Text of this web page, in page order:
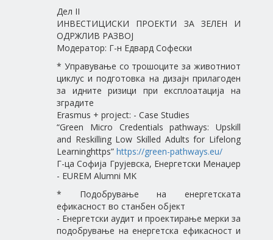
Дел II
ИНВЕСТИЦИСКИ ПРОЕКТИ ЗА ЗЕЛЕН И
ОДРЖЛИВ РАЗВОЈ
Модератор: Г-н Едвард Софески
* Управување со трошоците за животниот
циклус и подготовка на дизајн прилагоден
за идните ризици при експлоатација на
зградите
Erasmus + project: - Case Studies
“Green Micro Credentials pathways: Upskill
and Reskilling Low Skilled Adults for Lifelong
Learninghttps” https://green-pathways.eu/
Г-ца Софија Грујевска, Енергетски Менаџер
- EUREM Alumni MK
* Подобрување на енергетската
ефикасност во станбен објект
- Енергетски аудит и проектирање мерки за
подобрување на енергетска ефикасност и